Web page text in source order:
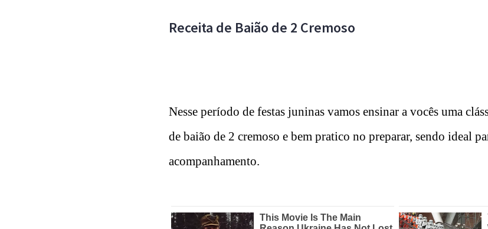
Receita de Baião de 2 Cremoso
Nesse período de festas juninas vamos ensinar a vocês uma
de baião de 2 cremoso e bem pratico no preparar, sendo ideal
acompanhamento.